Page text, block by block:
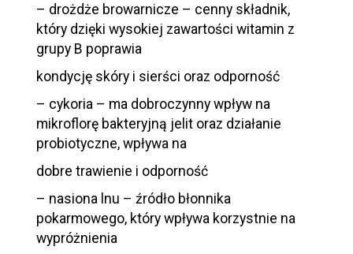
– drożdże browarnicze – cenny składnik,
który dzięki wysokiej zawartości witamin z
grupy B poprawia
kondycję skóry i sierści oraz odporność
– cykoria – ma dobroczynny wpływ na
mikroflorę bakteryjną jelit oraz działanie
probiotyczne, wpływa na
dobre trawienie i odporność
– nasiona lnu – źródło błonnika
pokarmowego, który wpływa korzystnie na
wypróżnienia